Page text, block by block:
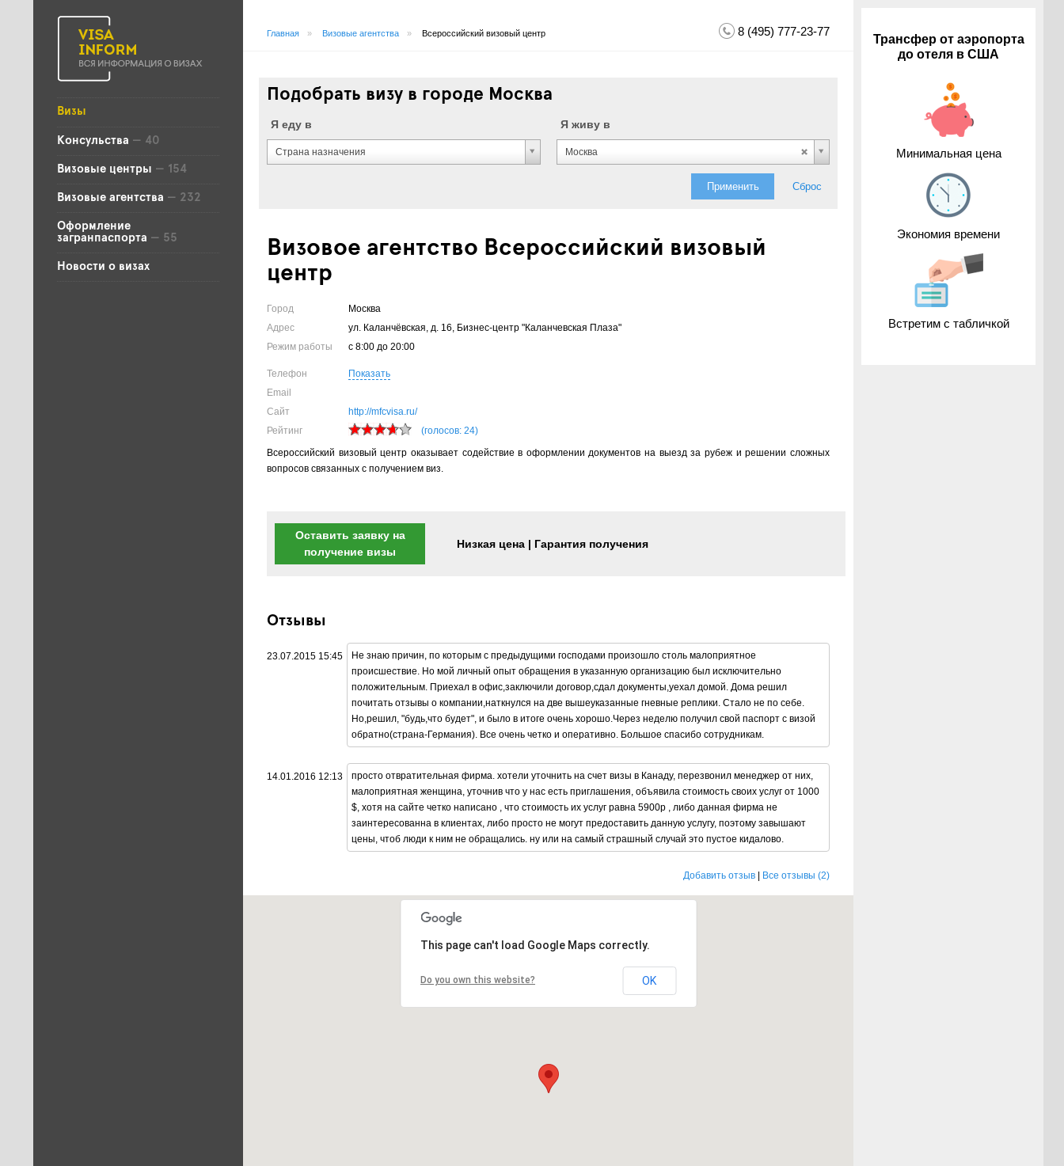
Визы
Консульства — 40
Визовые центры — 154
Визовые агентства — 232
Оформление
загранпаспорта — 55
Новости о визах
Главная » Визовые агентства » Всероссийский визовый центр 8 (495) 777-23-77
Подобрать визу в городе Москва
Я еду в
Страна назначения
Я живу в
Москва
Применить Сброс
Визовое агентство Всероссийский визовый
центр
Город
Москва
Адрес
ул. Каланчёвская, д. 16, Бизнес-центр "Каланчевская Плаза"
Режим работы
с 8:00 до 20:00
Телефон
Показать
Email
Сайт
http://mfcvisa.ru/
Рейтинг
(голосов: 24)
Всероссийский визовый центр оказывает содействие в оформлении документов на выезд за рубеж и решении сложных
вопросов связанных с получением виз.
Оставить заявку на
получение визы
Низкая цена | Гарантия получения
Отзывы
23.07.2015 15:45
Не знаю причин, по которым с предыдущими господами произошло столь малоприятное
происшествие. Но мой личный опыт обращения в указанную организацию был исключительно
положительным. Приехал в офис,заключили договор,сдал документы,уехал домой. Дома решил
почитать отзывы о компании,наткнулся на две вышеуказанные гневные реплики. Стало не по себе.
Но,решил, "будь,что будет", и было в итоге очень хорошо.Через неделю получил свой паспорт с визой
обратно(страна-Германия). Все очень четко и оперативно. Большое спасибо сотрудникам.
14.01.2016 12:13
просто отвратительная фирма. хотели уточнить на счет визы в Канаду, перезвонил менеджер от них,
малоприятная женщина, уточнив что у нас есть приглашения, объявила стоимость своих услуг от 1000
$, хотя на сайте четко написано , что стоимость их услуг равна 5900р , либо данная фирма не
заинтересованна в клиентах, либо просто не могут предоставить данную услугу, поэтому завышают
цены, чтоб люди к ним не обращались. ну или на самый страшный случай это пустое кидалово.
Добавить отзыв Все отзывы (2)
This page can't load Google Maps correctly.
Do you own this website? OK
Трансфер от аэропорта
до отеля в США
Минимальная цена
Экономия времени
Встретим с табличкой